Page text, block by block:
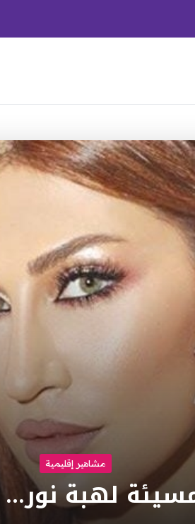
مشاهير إقليمية
لهبة